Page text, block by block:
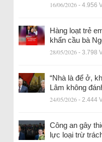
16/06/2026 - 4.956
Hàng loạt trẻ
khẩn cầu bà
28/05/2026 - 3.798
“Nhà là để ở,
Lâm không
24/05/2026 - 2.444
Công an gây
lực loại trừ